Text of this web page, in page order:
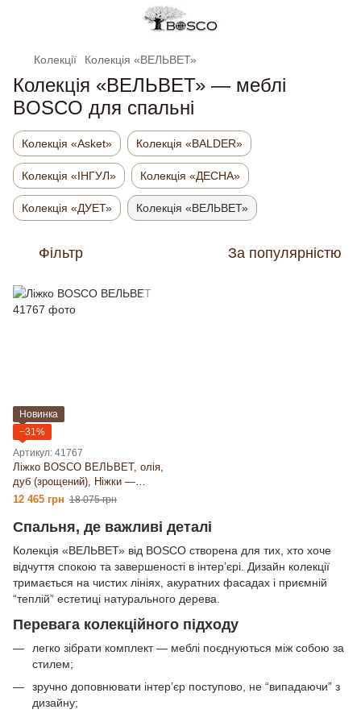
Колекції Колекція «ВЕЛЬВЕТ»
Колекція «ВЕЛЬВЕТ» — меблі
BOSCO для спальні
Колекція «Asket» Колекція «BALDER»
Колекція «ІНГУЛ» Колекція «ДЕСНА»
Колекція «ДУЕТ» Колекція «ВЕЛЬВЕТ»
Фільтр За популярністю
Новинка
−31%
Артикул: 41767
Ліжко BOSCO ВЕЛЬВЕТ, олія,
дуб (зрощений), Ніжки —
KUFEN D, 26мм, 1400×2000, 84
12 465 грн 18 075 грн
Спальня, де важливі деталі
Колекція «ВЕЛЬВЕТ» від BOSCO створена для тих, хто хоче
відчуття спокою та завершеності в інтер’єрі. Дизайн колекції
тримається на чистих лініях, акуратних фасадах і приємній
“теплій” естетиці натурального дерева.
Перевага колекційного підходу
легко зібрати комплект — меблі поєднуються між собою за
стилем;
зручно доповнювати інтер’єр поступово, не “випадаючи” з
дизайну;